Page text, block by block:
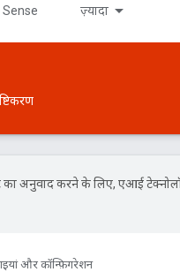
Sense ज़्यादा
का अनुवाद करने के लिए, एआई
और कॉन्फ़िगरेशन